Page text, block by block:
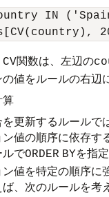
IN
CV関数は、左辺の
値をルールの右辺
算
更新するルールで
ン値の順序に依存す
ルでORDER BYを指
ン値を特定の順序に
、次のルールを考